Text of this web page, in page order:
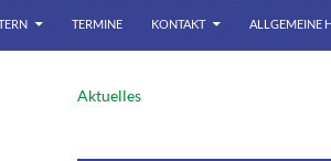
TERMINE KONTAKT ALLGEMEINE
Aktuelles